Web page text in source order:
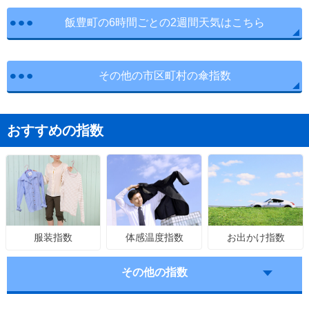
飯豊町の6時間ごとの2週間天気はこちら
その他の市区町村の傘指数
おすすめの指数
服装指数 体感温度指数 お出かけ指数
その他の指数